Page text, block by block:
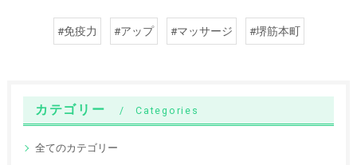
#免疫力 #アップ #マッサージ #堺筋本町
カテゴリー Categories
全てのカテゴリー